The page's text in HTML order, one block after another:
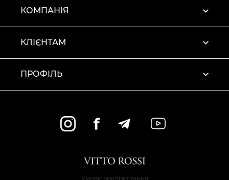
КОМПАНІЯ
КЛІЄНТАМ
ПРОФІЛЬ
Умови використання